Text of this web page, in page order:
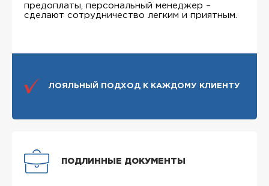
предоплаты, персональный менеджер –
сделают сотрудничество легким и приятным.
ЛОЯЛЬНЫЙ ПОДХОД К КАЖДОМУ КЛИЕНТУ
ПОДЛИННЫЕ ДОКУМЕНТЫ